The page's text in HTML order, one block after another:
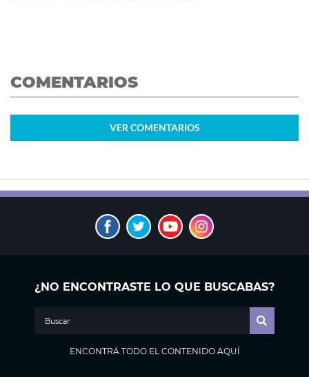
COMENTARIOS
VER COMENTARIOS
¿NO ENCONTRASTE LO QUE BUSCABAS?
ENCONTRÁ TODO EL CONTENIDO AQUÍ